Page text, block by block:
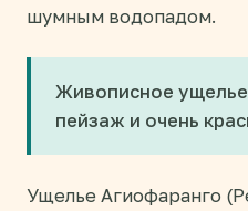
шумным водопадом.
Живописное
пейзаж и очень
Ущелье Агиофаранго